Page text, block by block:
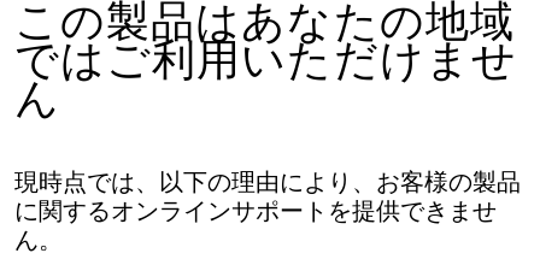
この製品はあなたの地域
ではご利用いただけませ
ん
現時点では、以下の理由により、お客様の製品
に関するオンラインサポートを提供できませ
ん。